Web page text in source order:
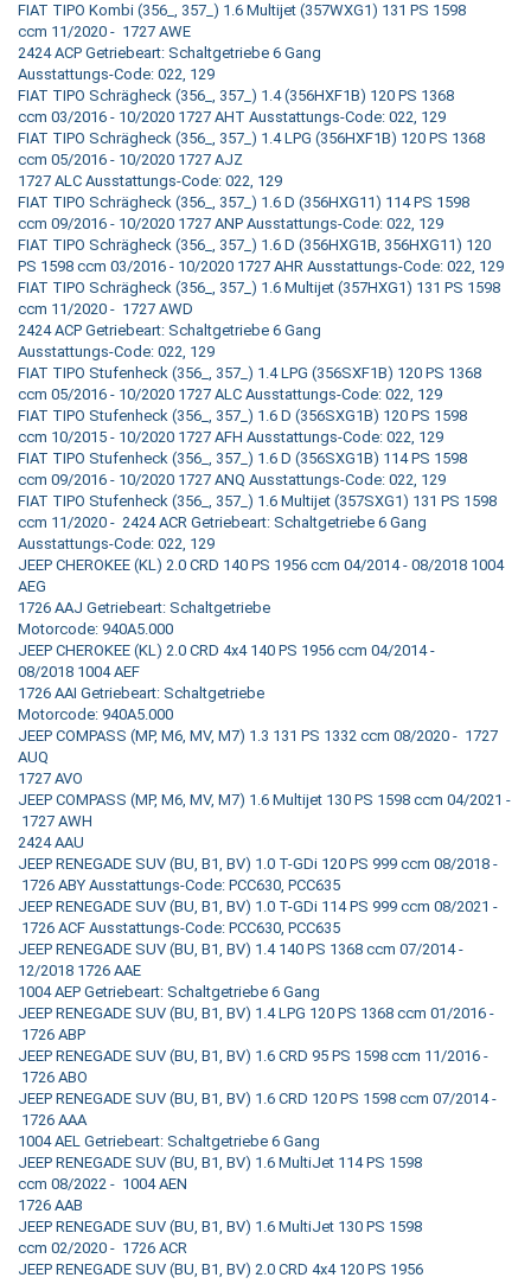
FIAT TIPO Kombi (356_, 357_) 1.6 Multijet (357WXG1) 131 PS 1598
ccm 11/2020 - 1727 AWE
2424 ACP Getriebeart: Schaltgetriebe 6 Gang
Ausstattungs-Code: 022, 129
FIAT TIPO Schrägheck (356_, 357_) 1.4 (356HXF1B) 120 PS 1368
ccm 03/2016 - 10/2020 1727 AHT Ausstattungs-Code: 022, 129
FIAT TIPO Schrägheck (356_, 357_) 1.4 LPG (356HXF1B) 120 PS 1368
ccm 05/2016 - 10/2020 1727 AJZ
1727 ALC Ausstattungs-Code: 022, 129
FIAT TIPO Schrägheck (356_, 357_) 1.6 D (356HXG11) 114 PS 1598
ccm 09/2016 - 10/2020 1727 ANP Ausstattungs-Code: 022, 129
FIAT TIPO Schrägheck (356_, 357_) 1.6 D (356HXG1B, 356HXG11) 120
PS 1598 ccm 03/2016 - 10/2020 1727 AHR Ausstattungs-Code: 022, 129
FIAT TIPO Schrägheck (356_, 357_) 1.6 Multijet (357HXG1) 131 PS 1598
ccm 11/2020 - 1727 AWD
2424 ACP Getriebeart: Schaltgetriebe 6 Gang
Ausstattungs-Code: 022, 129
FIAT TIPO Stufenheck (356_, 357_) 1.4 LPG (356SXF1B) 120 PS 1368
ccm 05/2016 - 10/2020 1727 ALC Ausstattungs-Code: 022, 129
FIAT TIPO Stufenheck (356_, 357_) 1.6 D (356SXG1B) 120 PS 1598
ccm 10/2015 - 10/2020 1727 AFH Ausstattungs-Code: 022, 129
FIAT TIPO Stufenheck (356_, 357_) 1.6 D (356SXG1B) 114 PS 1598
ccm 09/2016 - 10/2020 1727 ANQ Ausstattungs-Code: 022, 129
FIAT TIPO Stufenheck (356_, 357_) 1.6 Multijet (357SXG1) 131 PS 1598
ccm 11/2020 - 2424 ACR Getriebeart: Schaltgetriebe 6 Gang
Ausstattungs-Code: 022, 129
JEEP CHEROKEE (KL) 2.0 CRD 140 PS 1956 ccm 04/2014 - 08/2018 1004
AEG
1726 AAJ Getriebeart: Schaltgetriebe
Motorcode: 940A5.000
JEEP CHEROKEE (KL) 2.0 CRD 4x4 140 PS 1956 ccm 04/2014 -
08/2018 1004 AEF
1726 AAI Getriebeart: Schaltgetriebe
Motorcode: 940A5.000
JEEP COMPASS (MP, M6, MV, M7) 1.3 131 PS 1332 ccm 08/2020 - 1727
AUQ
1727 AVO
JEEP COMPASS (MP, M6, MV, M7) 1.6 Multijet 130 PS 1598 ccm 04/2021 -
1727 AWH
2424 AAU
JEEP RENEGADE SUV (BU, B1, BV) 1.0 T-GDi 120 PS 999 ccm 08/2018 -
1726 ABY Ausstattungs-Code: PCC630, PCC635
JEEP RENEGADE SUV (BU, B1, BV) 1.0 T-GDi 114 PS 999 ccm 08/2021 -
1726 ACF Ausstattungs-Code: PCC630, PCC635
JEEP RENEGADE SUV (BU, B1, BV) 1.4 140 PS 1368 ccm 07/2014 -
12/2018 1726 AAE
1004 AEP Getriebeart: Schaltgetriebe 6 Gang
JEEP RENEGADE SUV (BU, B1, BV) 1.4 LPG 120 PS 1368 ccm 01/2016 -
1726 ABP
JEEP RENEGADE SUV (BU, B1, BV) 1.6 CRD 95 PS 1598 ccm 11/2016 -
1726 ABO
JEEP RENEGADE SUV (BU, B1, BV) 1.6 CRD 120 PS 1598 ccm 07/2014 -
1726 AAA
1004 AEL Getriebeart: Schaltgetriebe 6 Gang
JEEP RENEGADE SUV (BU, B1, BV) 1.6 MultiJet 114 PS 1598
ccm 08/2022 - 1004 AEN
1726 AAB
JEEP RENEGADE SUV (BU, B1, BV) 1.6 MultiJet 130 PS 1598
ccm 02/2020 - 1726 ACR
JEEP RENEGADE SUV (BU, B1, BV) 2.0 CRD 4x4 120 PS 1956